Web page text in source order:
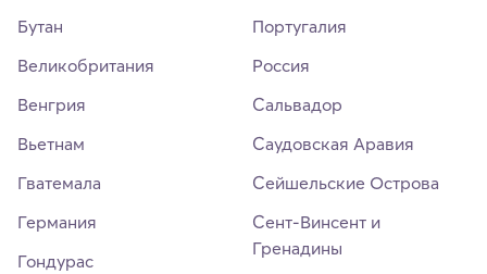
Бутан
Великобритания
Венгрия
Вьетнам
Гватемала
Германия
Гондурас
Португалия
Россия
Сальвадор
Саудовская Аравия
Сейшельские Острова
Сент-Винсент и
Гренадины